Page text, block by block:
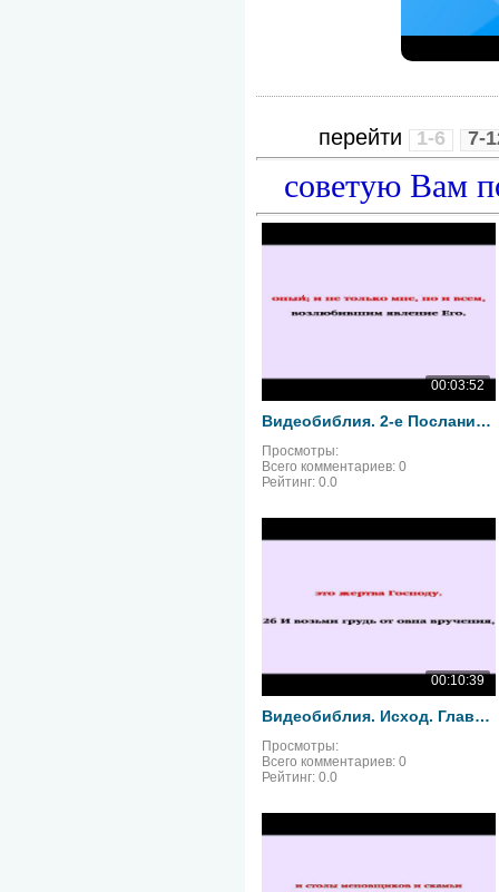
перейти 1-6 7-
советую Вам
00:03:52
Видеобиблия. 2-е Послание Тимофею. Глава 4
Просмотры:
Всего комментариев: 0
Рейтинг: 0.0
00:10:39
Видеобиблия. Исход. Глава 29
Просмотры:
Всего комментариев: 0
Рейтинг: 0.0